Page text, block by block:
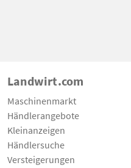
Landwirt.com
Maschinenmarkt
Händlerangebote
Kleinanzeigen
Händlersuche
Versteigerungen